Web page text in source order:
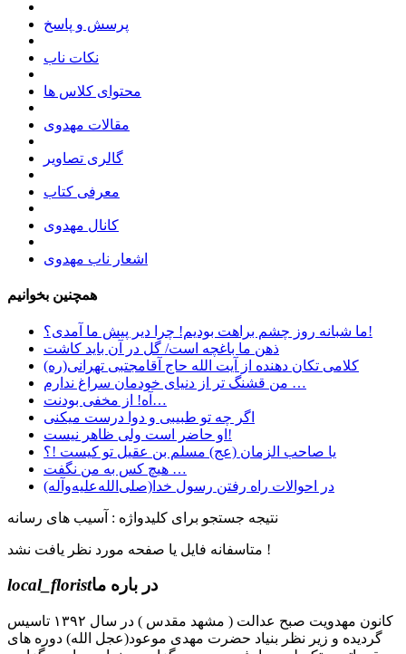
پرسش و پاسخ
نکات ناب
محتوای کلاس ها
مقالات مهدوی
گالری تصاویر
معرفی کتاب
کانال مهدوی
اشعار ناب مهدوی
همچنین بخوانیم
ما شبانه روز چشم براهت بودیم! چرا دیر پیش ما آمدی؟!
ﺫﻫﻦ ﻣﺎ ﺑﺎﻏﭽﻪ ﺍﺳﺖ/ ﮔﻞ ﺩﺭ ﺁﻥ ﺑﺎﯾﺪ ﮐﺎﺷﺖ
کلامی تکان دهنده از آیت الله حاج آقامجتبی تهرانی(ره)
ﻣﻦ ﻗﺸﻨﮓ ﺗﺮ ﺍﺯ ﺩﻧﯿﺎﯼ ﺧﻮﺩﻣﺎﻥ ﺳﺮﺍﻍ ﻧﺪﺍﺭﻡ …
آه! از مخفی بودنت…
اگر چه تو طبیبی و دوا درست میکنی
او حاضر است ولی ظاهر نیست!
یا صاحب الزمان (عج) مسلم بن عقیل تو کیست !؟
هیچ کس به من نگفت …
در احوالات راه رفتن رسول خدا(صلی‌الله‌علیه‌وآله)
نتیجه جستجو برای کلیدواژه : آسیب های رسانه
متاسفانه فایل یا صفحه مورد نظر یافت نشد !
local_floristدر باره ما
کانون مهدویت صبح عدالت ( مشهد مقدس ) در سال ۱۳۹۲ تاسیس
گردیده و زیر نظر بنیاد حضرت مهدی موعود(عجل الله) دوره های